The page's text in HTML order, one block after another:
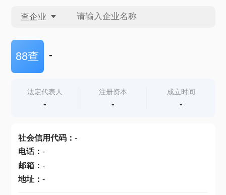
查企业
查企业
查产地
88查 -
法定代表人
-
注册资本
-
成立时间
-
社会信用代码： -
电话： -
邮箱： -
地址： -